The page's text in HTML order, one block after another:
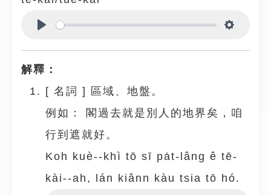
解釋：
[ 名詞 ]
區域、地盤。
例如：
閣過去就是別人的地界矣，咱
行到遮就好。
Koh kuè--khì tō sī pa̍t-lâng ê tē-
kài--ah, lán kiânn kàu tsia tō hó.